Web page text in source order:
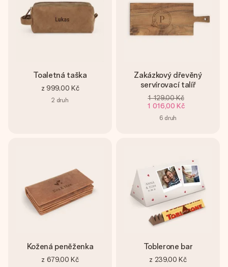
Toaletná taška
z 999,00 Kč
2 druh
Zakázkový dřevěný
servírovací talíř
1 129,00 Kč
1 016,00 Kč
6 druh
Kožená peněženka
z 679,00 Kč
Toblerone bar
z 239,00 Kč